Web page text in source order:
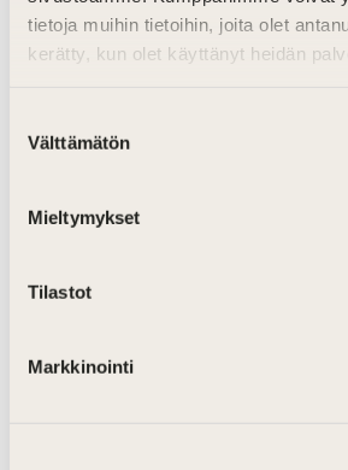
tietoja muihin tietoihin, joita olet
kerätty, kun olet käyttänyt heidän
valinta
Välttämätön
Mieltymykset
Tilastot
Markkinointi
joulukuu 2023
lokakuu 2022
helmikuu 2022
lokakuu 2021